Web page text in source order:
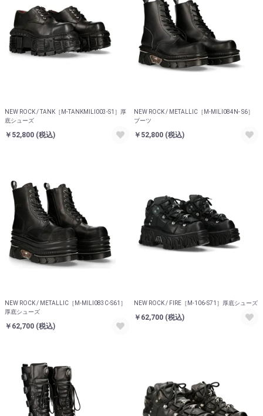
NEW ROCK / TANK［M-TANKMILI003-S1］厚
底シューズ
￥52,800 (税込)
NEW ROCK / METALLIC［M-MILI084N- S6］
ブーツ
￥52,800 (税込)
NEW ROCK / METALLIC［M-MILI083C-S61］
厚底シューズ
￥62,700 (税込)
NEW ROCK / FIRE［M-106-S71］厚底シューズ
￥62,700 (税込)